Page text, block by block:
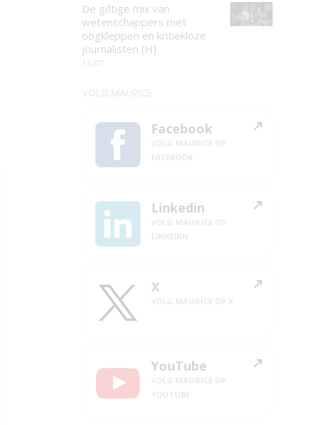
De giftige mix van
wetenschappers met
oogkleppen en kritiekloze
journalisten (H)
16/07
Facebook
Linkedin
X
YouTube